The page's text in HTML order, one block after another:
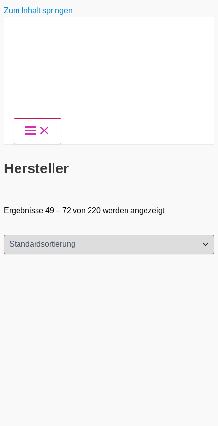
Zum Inhalt springen
Hersteller
Ergebnisse 49 – 72 von 220 werden angezeigt